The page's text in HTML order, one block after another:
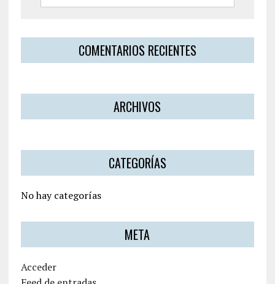
COMENTARIOS RECIENTES
ARCHIVOS
CATEGORÍAS
No hay categorías
META
Acceder